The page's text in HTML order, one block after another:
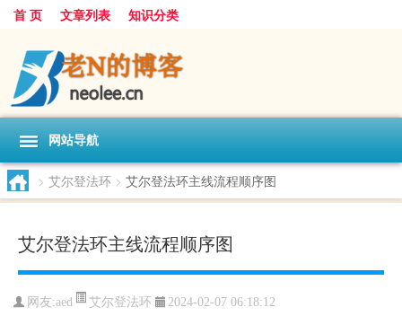
首 页 文章列表 知识分类
网站导航
> 艾尔登法环 > 艾尔登法环主线流程顺序图
艾尔登法环主线流程顺序图
网友:aed 艾尔登法环 2024-02-07 06:18:12